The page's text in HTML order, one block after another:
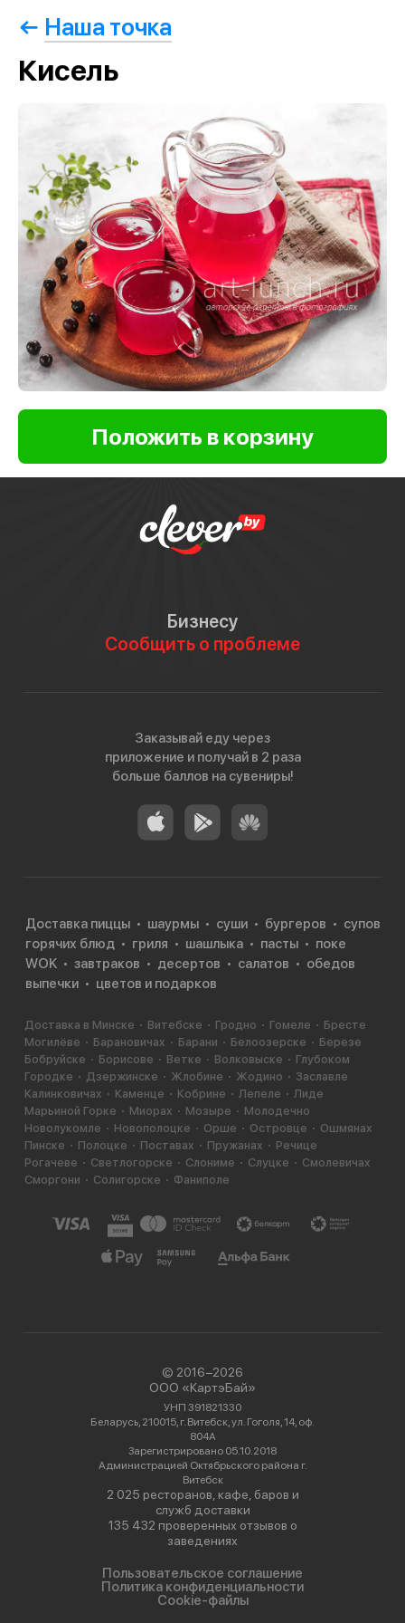
Наша точка
Кисель
Бизнесу
Сообщить о проблеме
Заказывай еду через
приложение и получай в 2 раза
больше баллов на сувениры!
Доставка пиццы шаурмы суши бургеров
супов
горячих блюд
гриля шашлыка пасты
поке
WOK
завтраков десертов салатов
обедов
выпечки
цветов и подарков
Доставка в Минске Витебске Гродно Гомеле
Бресте
Могилёве
Барановичах Барани Белоозерске
Березе
Бобруйске
Борисове Ветке Волковыске
Глубоком
Городке
Дзержинске Жлобине Жодино
Заславле
Калинковичах
Каменце Кобрине Лепеле
Лиде
Марьиной Горке
Миорах Мозыре
Молодечно
Новолукомле
Новополоцке Орше Островце
Ошмянах
Пинске
Полоцке Поставах Пружанах
Речице
Рогачеве
Светлогорске Слониме Слуцке
Смолевичах
Сморгони
Солигорске Фаниполе
© 2016−2026
ООО «КартэБай»
УНП 391821330
Беларусь, 210015, г. Витебск, ул. Гоголя, 14, оф.
804А
Зарегистрировано 05.10.2018
Администрацией Октябрьского района г.
Витебск
2 025 ресторанов, кафе, баров и
служб доставки
135 432 проверенных отзывов о
заведениях
Пользовательское соглашение
Политика конфиденциальности
Cookie-файлы